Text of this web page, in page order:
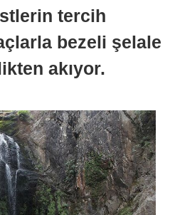
tercih
bezeli şelale
akıyor.